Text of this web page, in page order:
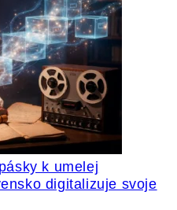
k umelej
digitalizuje svoje